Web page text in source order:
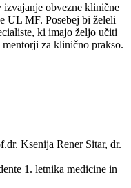
obvezne klinične
UL MF. Posebej bi želeli
ki imajo željo učiti
mentorji za klinično prakso.
Ksenija Rener Sitar, dr.
1. letnika medicine in